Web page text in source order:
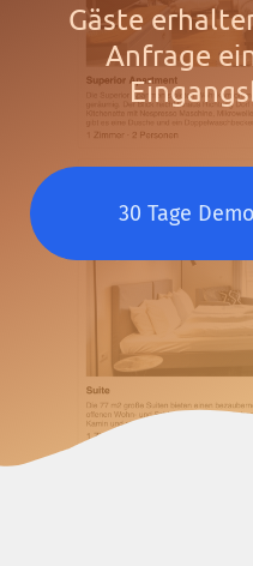
Gäste
Anfrage
30 Tage